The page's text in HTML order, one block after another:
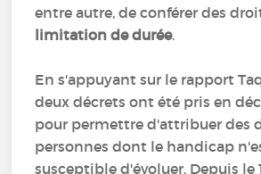
entre autre, de conférer des
limitation de durée.
En s'appuyant sur le rapport
deux décrets ont été pris en
pour permettre d'attribuer des
personnes dont le handicap
susceptible d'évoluer. Depuis le